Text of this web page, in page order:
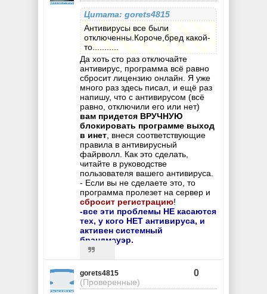
Цитата: gorets4815
Антивирусы все были
отключенны.Короче,бред какой-
то...........
Да хоть сто раз отключайте
антивирус, программа всё равно
сбросит лицензию онлайн. Я уже
много раз здесь писал, и ещё раз
напишу, что с антивирусом (всё
равно, отключили его или нет)
вам придется ВРУЧНУЮ
блокировать программе выход
в инет , внеся соответствующие
правила в антивирусный
файрволл. Как это сделать,
читайте в руководстве
пользователя вашего антивируса.
- Если вы не сделаете это, то
программа пролезет на сервер и
сбросит регистрацию!
-все эти проблемы НЕ касаются
тех, у кого НЕТ антивируса, и
активен системный
брандмауэр.
gorets4815
(Проверенные)
0